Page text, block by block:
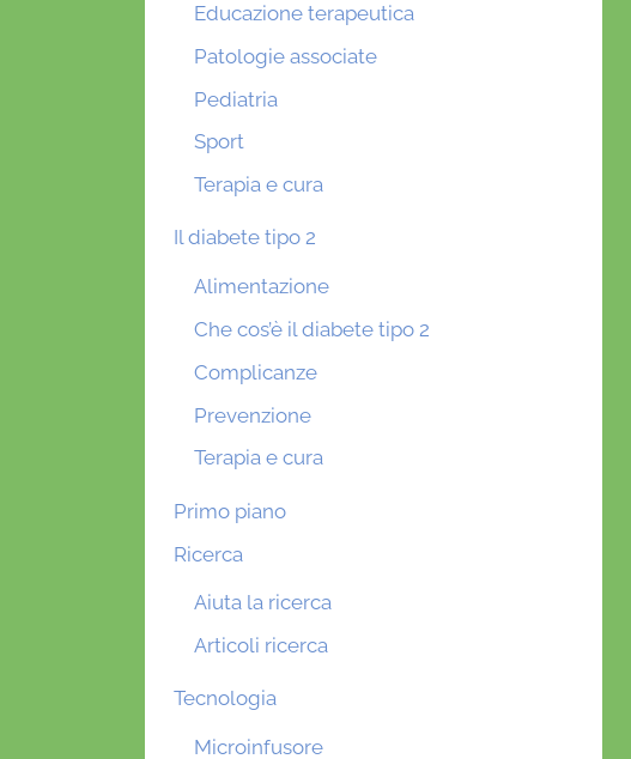
Educazione terapeutica
Patologie associate
Pediatria
Sport
Terapia e cura
Il diabete tipo 2
Alimentazione
Che cos’è il diabete tipo 2
Complicanze
Prevenzione
Terapia e cura
Primo piano
Ricerca
Aiuta la ricerca
Articoli ricerca
Tecnologia
Microinfusore